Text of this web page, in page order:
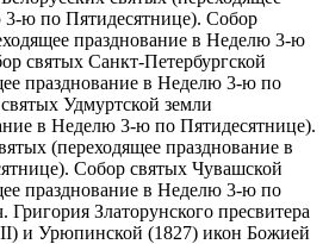
ю по Пятидесятнице). Собор
празднование в Неделю 3-ю
святых Санкт-Петербургской
празднование в Неделю 3-ю по
Удмуртской земли
в Неделю 3-ю по Пятидесятнице).
(переходящее празднование в
Собор святых Чувашской
празднование в Неделю 3-ю по
Златорунского пресвитера
и Урюпинской (1827) икон Божией